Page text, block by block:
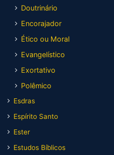
Doutrinário
Encorajador
Ético ou Moral
Evangelístico
Exortativo
Polêmico
Esdras
Espírito Santo
Ester
Estudos Bíblicos